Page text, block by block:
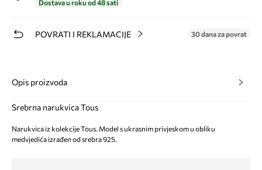
Dostava u roku od 48 sati
POVRATI I REKLAMACIJE 30 dana za povrat
Opis proizvoda
Srebrna narukvica Tous
Narukvica iz kolekcije Tous. Model s ukrasnim privjeskom u obliku
medvjedića izrađen od srebra 925.